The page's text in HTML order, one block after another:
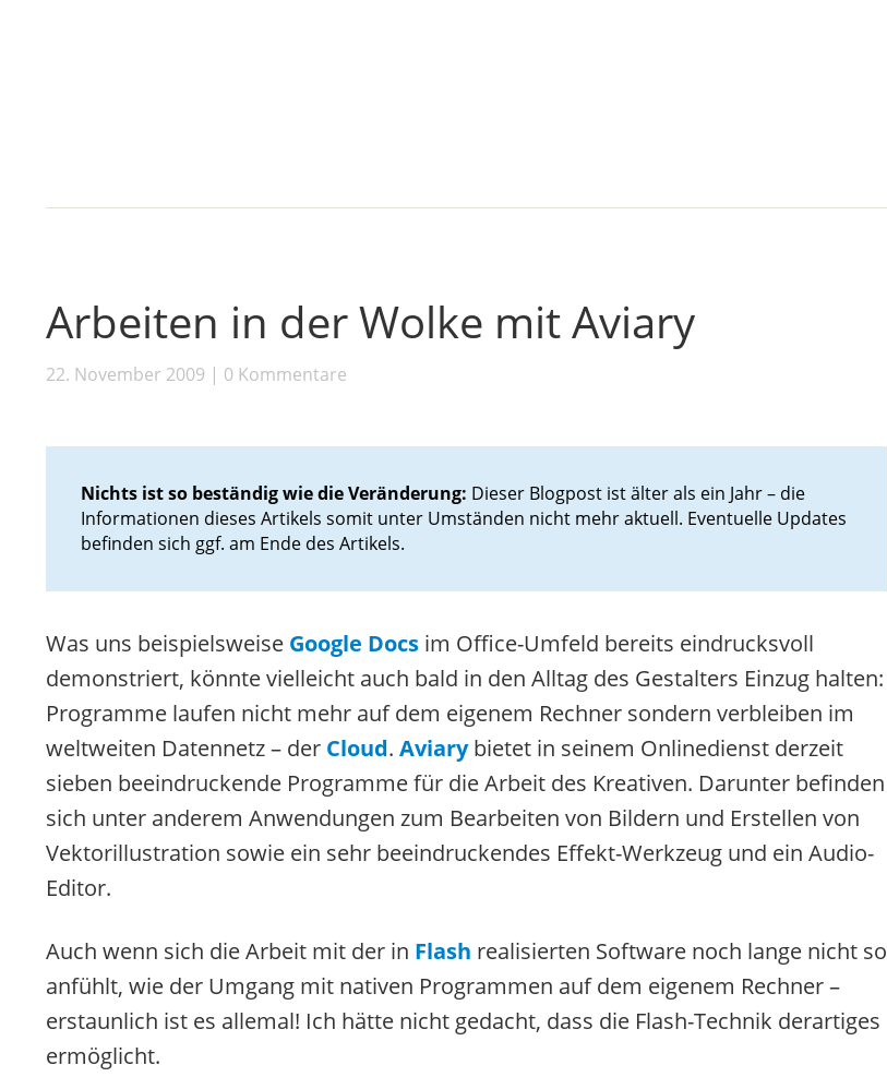
Arbeiten in der Wolke mit Aviary
22. November 2009 0 Kommentare
Nichts ist so beständig wie die Veränderung: Dieser Blogpost ist älter als ein Jahr – die
Informationen dieses Artikels somit unter Umständen nicht mehr aktuell. Eventuelle Updates
befinden sich ggf. am Ende des Artikels.
Was uns beispielsweise Google Docs im Office-Umfeld bereits eindrucksvoll
demonstriert, könnte vielleicht auch bald in den Alltag des Gestalters Einzug halten:
Programme laufen nicht mehr auf dem eigenem Rechner sondern verbleiben im
weltweiten Datennetz – der Cloud. Aviarybietet in seinem Onlinedienst derzeit
sieben beeindruckende Programme für die Arbeit des Kreativen. Darunter befinden
sich unter anderem Anwendungen zum Bearbeiten von Bildern und Erstellen von
Vektorillustration sowie ein sehr beeindruckendes Effekt-Werkzeug und ein Audio-
Editor.
Auch wenn sich die Arbeit mit der in Flash realisierten Software noch lange nicht so
anfühlt, wie der Umgang mit nativen Programmen auf dem eigenem Rechner –
erstaunlich ist es allemal! Ich hätte nicht gedacht, dass die Flash-Technik derartiges
ermöglicht.